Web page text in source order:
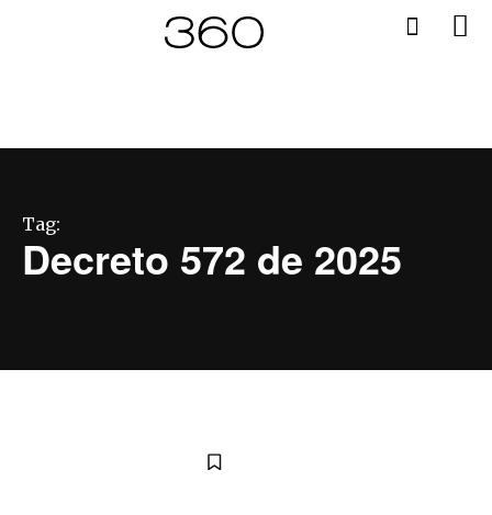
Tag:
Decreto 572 de 2025